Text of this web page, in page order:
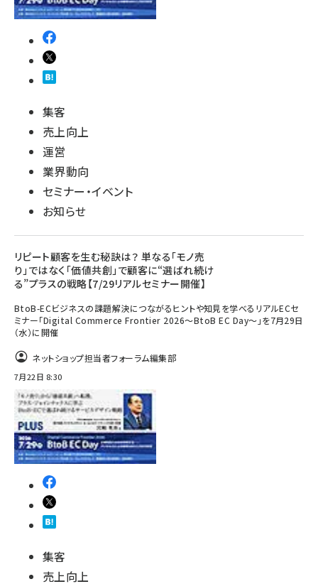
集客
売上向上
運営
業界動向
セミナー・イベント
お知らせ
リピート顧客を生む秘訣は？ 単なる「モノ売
り」ではなく「価値共創」で顧客に“選ばれ続け
る”プラスの戦略【7/29リアルセミナー開催】
BtoB-ECビジネスの課題解決につながるヒントや知見を学べるリアルECセ
ミナー「Digital Commerce Frontier 2026～BtoB EC Day～」を7月29日
（水）に開催
ネットショップ担当者フォーラム編集部
7月22日 8:30
集客
売上向上